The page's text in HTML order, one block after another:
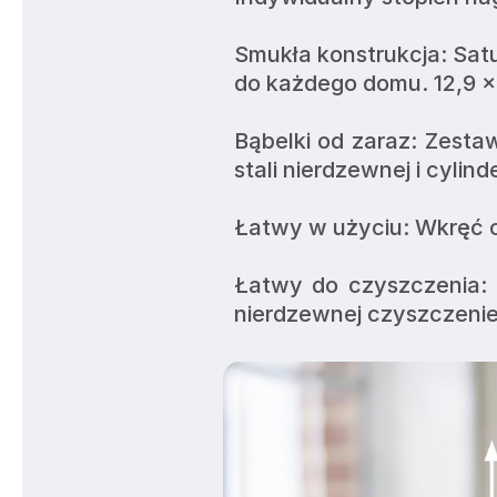
Smukła konstrukcja:
do każdego domu. 12,9
Bąbelki od zaraz:
stali nierdzewnej i
Łatwy w użyciu: Wkręć
Łatwy do czyszczenia:
nierdzewnej